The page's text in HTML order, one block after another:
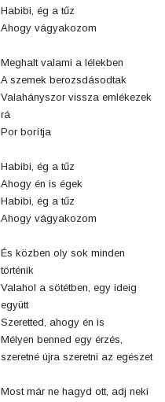
Habibi, ég a tűz
Ahogy vágyakozom
Meghalt valami a lélekben
A szemek berozsdásodtak
Valahányszor vissza emlékezek
rá
Por borítja
Habibi, ég a tűz
Ahogy én is égek
Habibi, ég a tűz
Ahogy vágyakozom
És közben oly sok minden
történik
Valahol a sötétben, egy ideig
együtt
Szeretted, ahogy én is
Mélyen benned egy érzés,
szeretné újra szeretni az egészet
Most már ne hagyd ott, adj neki